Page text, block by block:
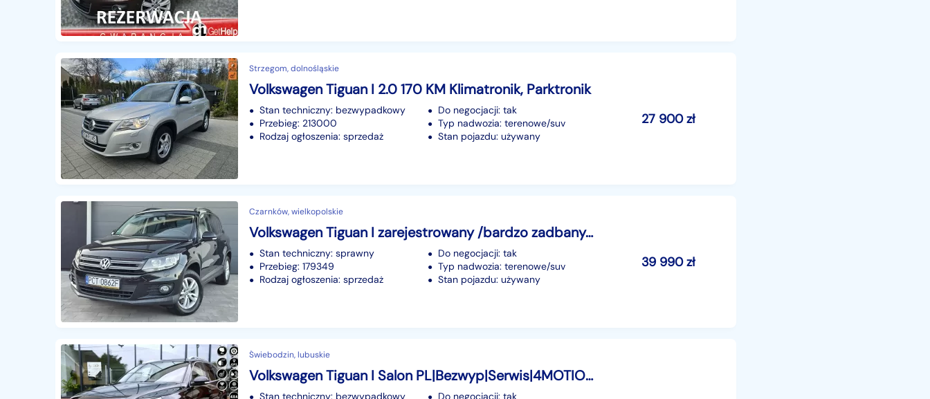
Strzegom, dolnośląskie
Volkswagen Tiguan I 2.0 170 KM Klimatronik, Parktronik
Stan techniczny: bezwypadkowy
Przebieg: 213000
Rodzaj ogłoszenia: sprzedaż
Do negocjacji: tak
Typ nadwozia: terenowe/suv
Stan pojazdu: używany
27 900zł
Czarnków, wielkopolskie
Volkswagen Tiguan I zarejestrowany /bardzo zadbany/ bezwypadkowy/BENZYNA/ regularny serw
Stan techniczny: sprawny
Przebieg: 179349
Rodzaj ogłoszenia: sprzedaż
Do negocjacji: tak
Typ nadwozia: terenowe/suv
Stan pojazdu: używany
39 990zł
Świebodzin, lubuskie
Volkswagen Tiguan I Salon PL|Bezwyp|Serwis|4MOTION|DSG| Alcantara|Navi|AS.Park|BiXenon|
Stan techniczny: bezwypadkowy Do negocjacji: tak